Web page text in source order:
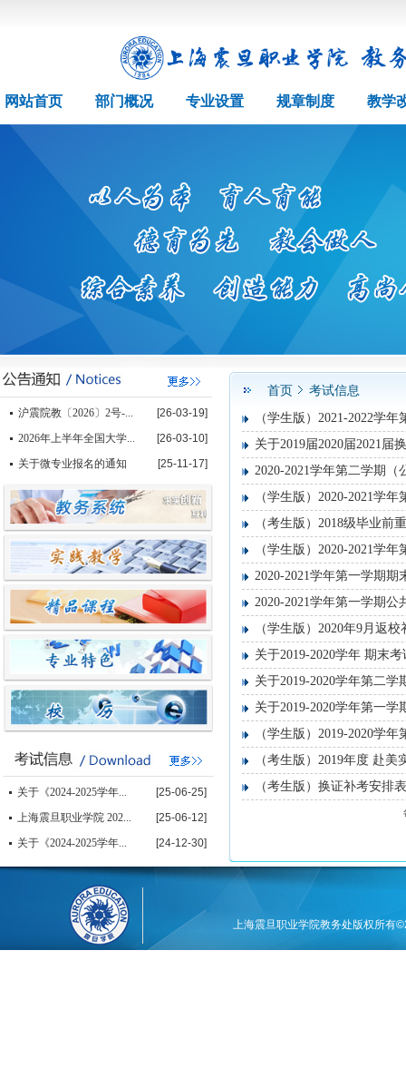
上海震旦职业学院教务处版权所有
网站首页 部门概况 专业设置 规章制度 教学
沪震院教〔2026〕2号-...
[26-03-19]
2026年上半年全国大学...
[26-03-10]
关于微专业报名的通知
[25-11-17]
（学生版）2021-2022学
关于2019届2020届2021届
2020-2021学年第二学期
（学生版）2020-2021学
（考生版）2018级毕业前
（学生版）2020-2021学
2020-2021学年第一学期
2020-2021学年第一学期
（学生版）2020年9月返
关于2019-2020学年 期末
关于2019-2020学年第二
关于2019-2020学年第一
（学生版）2019-2020学
（考生版）2019年度 赴
（考生版）换证补考安排表
关于《2024-2025学年...
[25-06-25]
上海震旦职业学院 202...
[25-06-12]
关于《2024-2025学年...
[24-12-30]
首页 考试信息